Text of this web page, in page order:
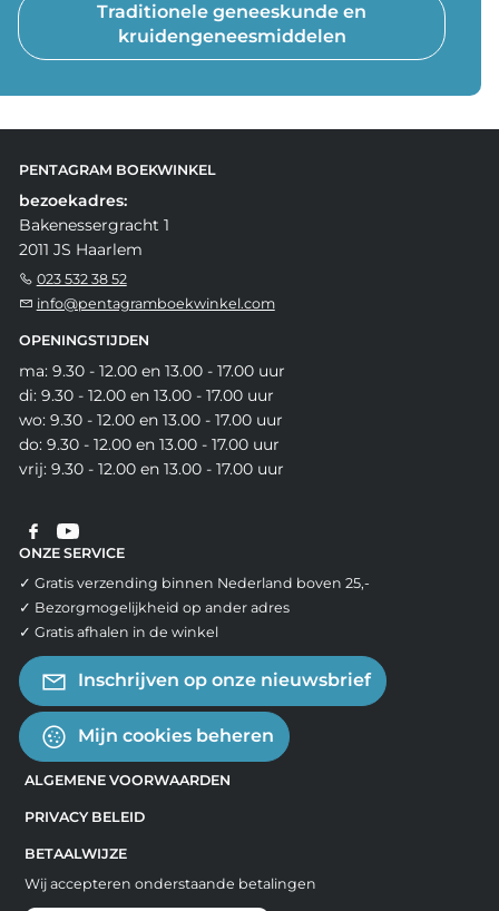
Traditionele geneeskunde en
kruidengeneesmiddelen
PENTAGRAM BOEKWINKEL
bezoekadres:
Bakenessergracht 1
2011 JS Haarlem
023 532 38 52
info@pentagramboekwinkel.com
OPENINGSTIJDEN
ma: 9.30 - 12.00 en 13.00 - 17.00 uur
di: 9.30 - 12.00 en 13.00 - 17.00 uur
wo: 9.30 - 12.00 en 13.00 - 17.00 uur
do: 9.30 - 12.00 en 13.00 - 17.00 uur
vrij: 9.30 - 12.00 en 13.00 - 17.00 uur
ONZE SERVICE
✓ Gratis verzending binnen Nederland boven 25,-
✓ Bezorgmogelijkheid op ander adres
✓ Gratis afhalen in de winkel
Inschrijven op onze nieuwsbrief
Mijn cookies beheren
ALGEMENE VOORWAARDEN
PRIVACY BELEID
BETAALWIJZE
Wij accepteren onderstaande betalingen